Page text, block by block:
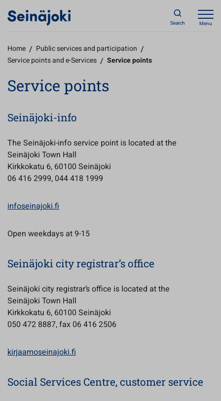
Search Menu
Home / Public services and participation /
Service points and e-Services / Service points
Service points
Seinäjoki-info
The Seinäjoki-info service point is located at the
Seinäjoki Town Hall
Kirkkokatu 6, 60100 Seinäjoki
06 416 2999, 044 418 1999
infoseinajoki.fi
Open weekdays at 9-15
Seinäjoki city registrar’s office
Seinäjoki city registrar’s office is located at the
Seinäjoki Town Hall
Kirkkokatu 6, 60100 Seinäjoki
050 472 8887, fax 06 416 2506
kirjaamoseinajoki.fi
Social Services Centre, customer service